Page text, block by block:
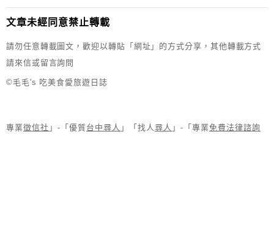
文章未經同意禁止轉載
請勿任意轉載圖文，歡迎以轉貼「網址」的方式分享，其他轉載方式
請來信或留言詢問
©毛毛's 吃美食愛旅遊日誌
專業徵信社 」-「優質台中尋人 」「找人 尋人 」-「專業免費法律諮詢